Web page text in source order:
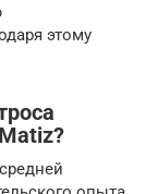
этому